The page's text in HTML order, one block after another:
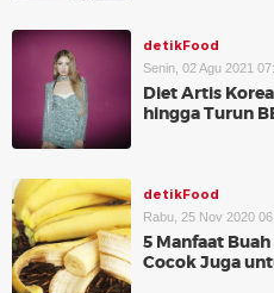
detikFood
Senin, 02 Agu 2021
Diet Artis
hingga Turun
detikFood
Rabu, 25 Nov 2020
5 Manfaat
Cocok Juga